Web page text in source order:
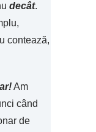
decât.
contează,
Am
când
de